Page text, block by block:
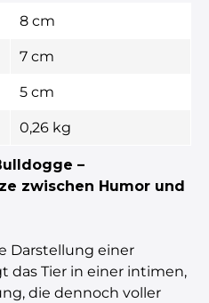
8 cm
7 cm
5 cm
0,26 kg
–
zwischen Humor und
Darstellung einer
das Tier in einer intimen,
die dennoch voller